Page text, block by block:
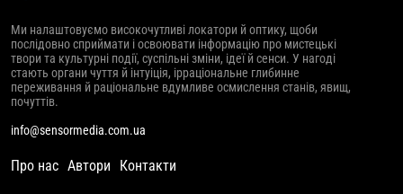
Ми налаштовуємо високочутливі локатори й оптику, щоби
послідовно сприймати і освоювати інформацію про мистецькі
твори та культурні події, суспільні зміни, ідеї й сенси. У нагоді
стають органи чуття й інтуіція, ірраціональне глибинне
переживання й раціональне вдумливе осмислення станів, явищ,
почуттів.
info@sensormedia.com.ua
Про нас Автори Контакти